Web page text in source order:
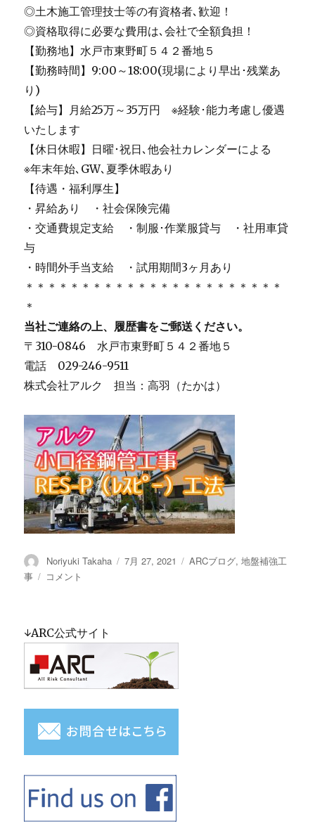
◎土木施工管理技士等の有資格者､歓迎！
◎資格取得に必要な費用は､会社で全額負担！
【勤務地】水戸市東野町５４２番地５
【勤務時間】9:00～18:00(現場により早出･残業あ
り)
【給与】月給25万～35万円 ※経験･能力考慮し優遇
いたします
【休日休暇】日曜･祝日､他会社カレンダーによる
※年末年始､GW､夏季休暇あり
【待遇・福利厚生】
・昇給あり ・社会保険完備
・交通費規定支給 ・制服･作業服貸与 ・社用車貸
与
・時間外手当支給 ・試用期間3ヶ月あり
＊＊＊＊＊＊＊＊＊＊＊＊＊＊＊＊＊＊＊＊＊＊＊
＊
当社ご連絡の上、履歴書をご郵送ください。
〒310-0846 水戸市東野町５４２番地５
電話 029-246-9511
株式会社アルク 担当：高羽（たかは）
投
稿
Noriyuki Takaha
投
7月 27, 2021
カ
ARCブログ,地盤補強工
事
動
介
る
ア
ク
そ
の
７
径
コメント
↓ARC公式サイト